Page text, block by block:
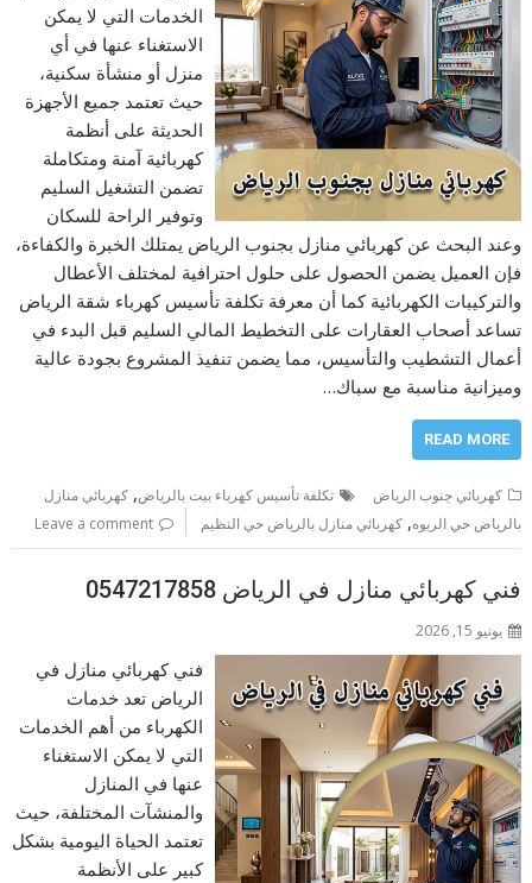
الخدمات التي لا يمكن
الاستغناء عنها في أي
منزل أو منشأة سكنية،
حيث تعتمد جميع الأجهزة
الحديثة على أنظمة
كهربائية آمنة ومتكاملة
تضمن التشغيل السليم
وتوفير الراحة للسكان
وعند البحث عن كهربائي منازل بجنوب الرياض يمتلك الخبرة والكفاءة،
فإن العميل يضمن الحصول على حلول احترافية لمختلف الأعطال
والتركيبات الكهربائية كما أن معرفة تكلفة تأسيس كهرباء شقة الرياض
تساعد أصحاب العقارات على التخطيط المالي السليم قبل البدء في
أعمال التشطيب والتأسيس، مما يضمن تنفيذ المشروع بجودة عالية
وميزانية مناسبة مع سباك…
READ MORE
كهربائي جنوب الرياض تكلفة تأسيس كهرباء بيت بالرياض,كهربائي منازل
بالرياض حي الربوه,كهربائي منازل بالرياض حي النظيم Leave a comment
فني كهربائي منازل في الرياض 0547217858
يونيو 15, 2026
فني كهربائي منازل في
الرياض تعد خدمات
الكهرباء من أهم الخدمات
التي لا يمكن الاستغناء
عنها في المنازل
والمنشآت المختلفة، حيث
تعتمد الحياة اليومية بشكل
كبير على الأنظمة